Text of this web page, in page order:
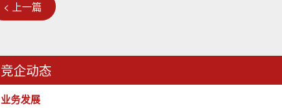
< 上一篇
竞企动态
业务发展